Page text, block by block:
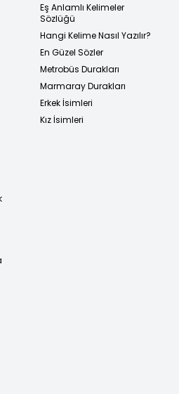
Eş Anlamlı Kelimeler
Sözlüğü
Hangi Kelime Nasıl Yazılır?
En Güzel Sözler
Metrobüs Durakları
Marmaray Durakları
Erkek İsimleri
Kız İsimleri